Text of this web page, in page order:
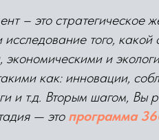
– это стратегическое
того,
и
как: инновации,
и т.д. Вторым шагом, Вы
— это программа